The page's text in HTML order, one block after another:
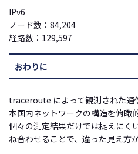
IPv6
ノード数：84,204
経路数：129,597
おわりに
traceroute によって観測された通
本国内ネットワークの構造を俯瞰
個々の測定結果だけでは捉えにく
ね合わせることで、違った見え方